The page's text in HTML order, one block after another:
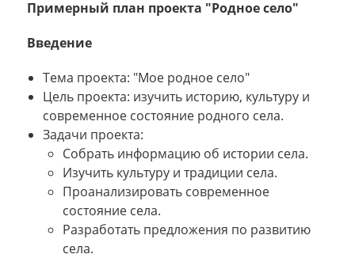
Примерный план проекта "Родное село"
Введение
Тема проекта: "Мое родное село"
Цель проекта: изучить историю, культуру и
современное состояние родного села.
Задачи проекта:
Собрать информацию об истории села.
Изучить культуру и традиции села.
Проанализировать современное
состояние села.
Разработать предложения по развитию
села.